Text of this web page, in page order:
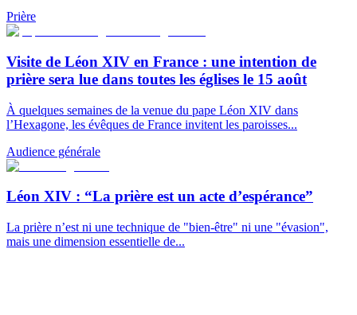
Prière
Visite de Léon XIV en France : une intention de
prière sera lue dans toutes les églises le 15 août
À quelques semaines de la venue du pape Léon XIV dans
l’Hexagone, les évêques de France invitent les paroisses...
Audience générale
Léon XIV : “La prière est un acte d’espérance”
La prière n’est ni une technique de "bien-être" ni une "évasion",
mais une dimension essentielle de...